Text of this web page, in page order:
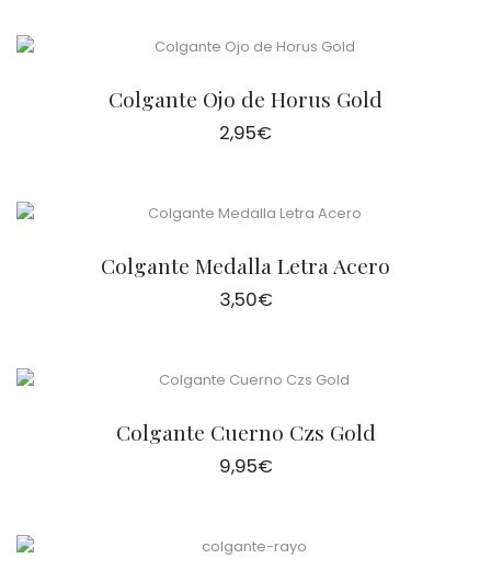
Colgante Ojo de Horus Gold
2,95€
Colgante Medalla Letra Acero
3,50€
Colgante Cuerno Czs Gold
9,95€